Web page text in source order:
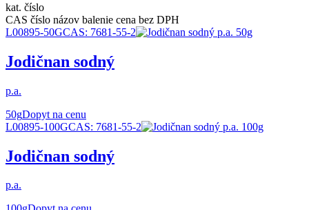
kat. číslo
CAS číslo názov balenie cena bez DPH
L00895-50GCAS: 7681-55-2
Jodičnan sodný
p.a.
50gDopyt na cenu
L00895-100GCAS: 7681-55-2
Jodičnan sodný
p.a.